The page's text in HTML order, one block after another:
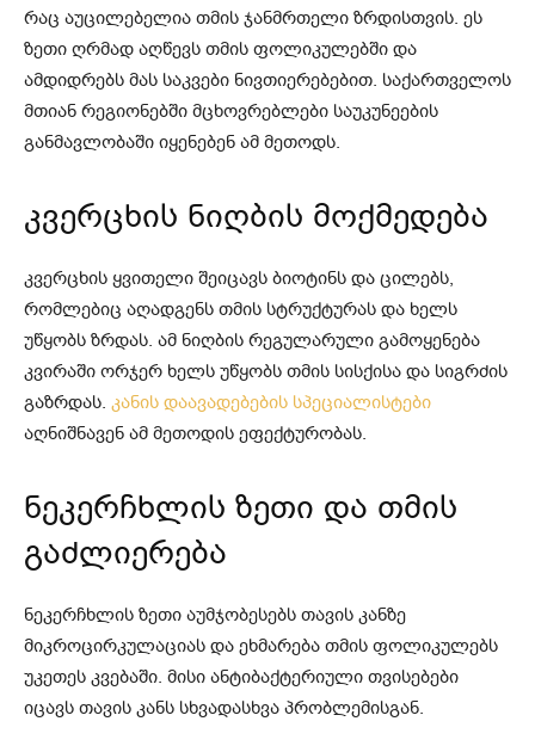
რაც აუცილებელია თმის ჯანმრთელი ზრდისთვის. ეს
ზეთი ღრმად აღწევს თმის ფოლიკულებში და
ამდიდრებს მას საკვები ნივთიერებებით. საქართველოს
მთიან რეგიონებში მცხოვრებლები საუკუნეების
განმავლობაში იყენებენ ამ მეთოდს.
კვერცხის ნიღბის მოქმედება
კვერცხის ყვითელი შეიცავს ბიოტინს და ცილებს,
რომლებიც აღადგენს თმის სტრუქტურას და ხელს
უწყობს ზრდას. ამ ნიღბის რეგულარული გამოყენება
კვირაში ორჯერ ხელს უწყობს თმის სისქისა და სიგრძის
გაზრდას. კანის დაავადებების სპეციალისტები
აღნიშნავენ ამ მეთოდის ეფექტურობას.
ნეკერჩხლის ზეთი და თმის
გაძლიერება
ნეკერჩხლის ზეთი აუმჯობესებს თავის კანზე
მიკროცირკულაციას და ეხმარება თმის ფოლიკულებს
უკეთეს კვებაში. მისი ანტიბაქტერიული თვისებები
იცავს თავის კანს სხვადასხვა პრობლემისგან.